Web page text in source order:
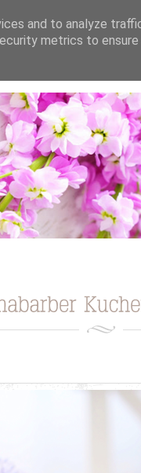
and to analyze
metrics to